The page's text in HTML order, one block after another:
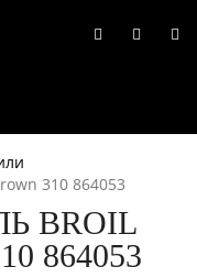
310 864053
BROIL
864053